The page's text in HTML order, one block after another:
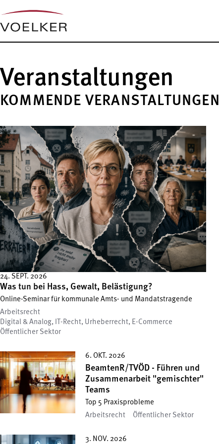
Veranstaltungen
KOMMENDE VERANSTALTUNGEN
24. SEPT. 2026
Was tun bei Hass, Gewalt, Belästigung?
Online-Seminar für kommunale Amts- und Mandatstragende
Arbeitsrecht
Digital & Analog, IT-Recht, Urheberrecht, E-Commerce
Öffentlicher Sektor
6. OKT. 2026
BeamtenR/TVÖD - Führen und
Zusammenarbeit "gemischter"
Teams
Top 5 Praxisprobleme
Arbeitsrecht
Öffentlicher Sektor
3. NOV. 2026